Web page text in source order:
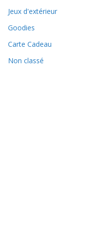
Jeux d'extérieur
Goodies
Carte Cadeau
Non classé